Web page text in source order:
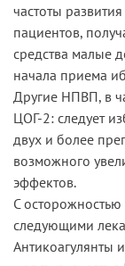
частоты
пациентов,
средства малые
начала приема
Другие НПВП, в
ЦОГ-2: следует
двух и более
возможного
эффектов.
С
следующими
Антикоагулянты